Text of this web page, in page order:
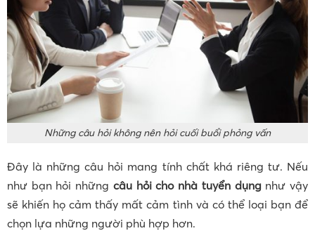
Những câu hỏi không nên hỏi cuối buổi phỏng vấn
Đây là những câu hỏi mang tính chất khá riêng tư. Nếu
như bạn hỏi những câu hỏi cho nhà tuyển dụngnhư vậy
sẽ khiến họ cảm thấy mất cảm tình và có thể loại bạn để
chọn lựa những người phù hợp hơn.